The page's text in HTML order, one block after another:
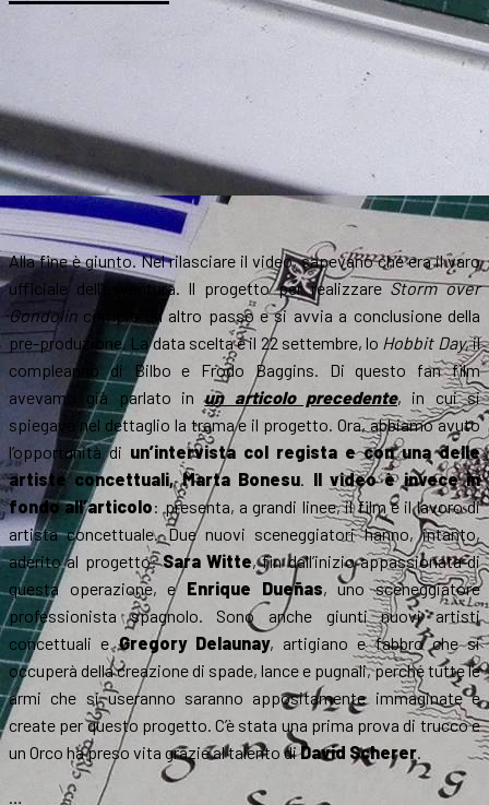
Alla fine è giunto. Nel rilasciare il video, sapevano che era il varo
ufficiale dell’avventura. Il progetto per realizzare Storm over
Gondolin compie un altro passo e si avvia a conclusione della
pre-produzione. La data scelta è il 22 settembre, lo Hobbit Day, il
compleanno di Bilbo e Frodo Baggins. Di questo fan film
avevamo già parlato inun articolo precedente, in cui si
spiegava nel dettaglio la trama e il progetto. Ora, abbiamo avuto
l’opportunità di un’intervista col regista e con una delle
artiste concettuali, Marta Bonesu. Il video è invece in
fondo all’articolo: presenta, a grandi linee, il film e il lavoro di
artista concettuale.Due nuovi sceneggiatori hanno, intanto,
aderito al progetto:Sara Witte, fin dall’inizio appassionata di
questa operazione, e Enrique Dueñas, uno sceneggiatore
professionista spagnolo. Sono anche giunti nuovi artisti
concettuali eGregory Delaunay, artigiano e fabbro che si
occuperà della creazione di spade, lance e pugnali, perché tutte le
armi che si useranno saranno appositamente immaginate e
create per questo progetto. C’è stata una prima prova di trucco e
un Orco ha preso vita grazie al talento diDavid Scherer.
…